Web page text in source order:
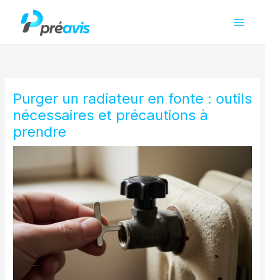
contenu
Purger un radiateur en fonte : outils
nécessaires et précautions à
prendre